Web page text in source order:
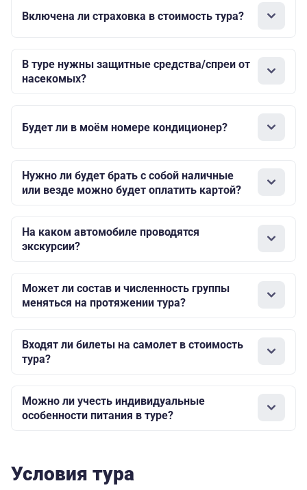
Включена ли страховка в стоимость тура?
В туре нужны защитные средства/спреи от
насекомых?
Будет ли в моём номере кондиционер?
Нужно ли будет брать с собой наличные
или везде можно будет оплатить картой?
На каком автомобиле проводятся
экскурсии?
Может ли состав и численность группы
меняться на протяжении тура?
Входят ли билеты на самолет в стоимость
тура?
Можно ли учесть индивидуальные
особенности питания в туре?
Условия тура